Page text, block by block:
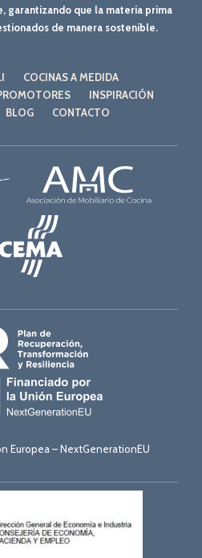
garantizando que la materia prima
de manera sostenible.
COCINAS A MEDIDA
INSPIRACIÓN
BLOG CONTACTO
Europea – NextGenerationEU